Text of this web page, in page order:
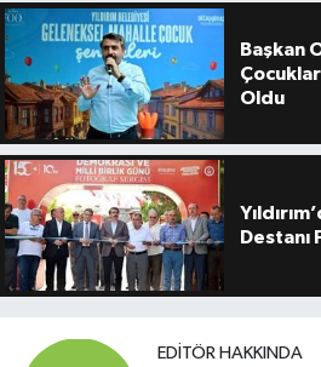
Başkan
Oldu
EDITÖR HAKKINDA